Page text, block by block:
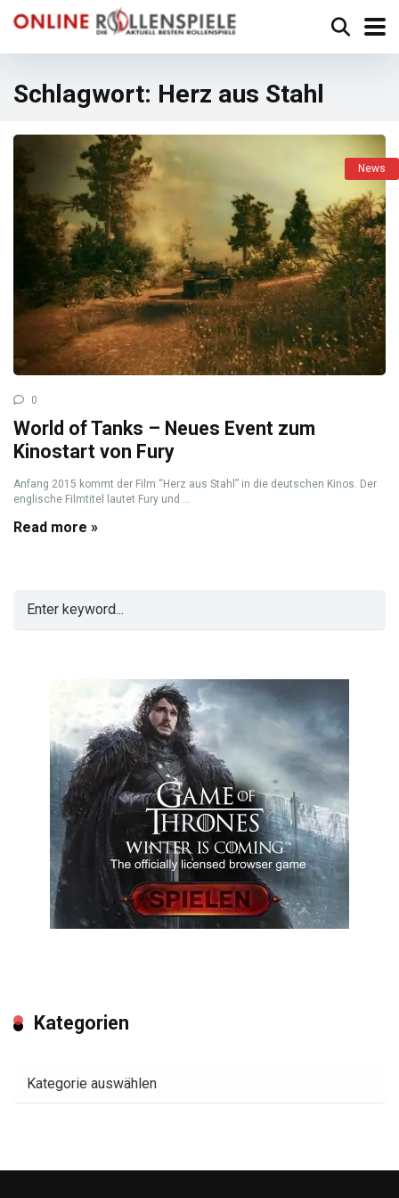
Schlagwort: Herz aus Stahl
News
0
World of Tanks – Neues Event zum
Kinostart von Fury
Anfang 2015 kommt der Film “Herz aus Stahl” in die deutschen Kinos. Der
englische Filmtitel lautet Fury und ...
Read more »
Kategorien